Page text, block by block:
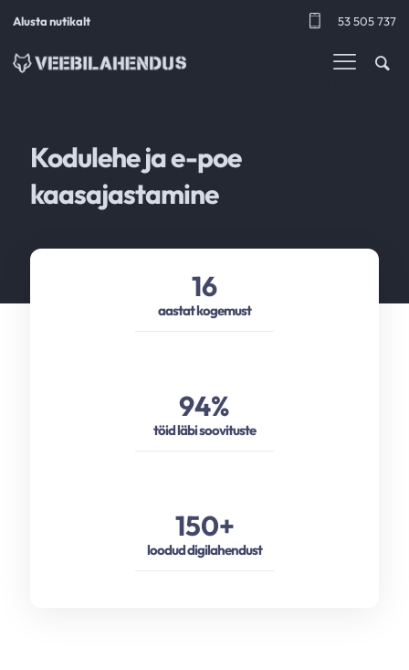
Alusta nutikalt 53 505 737
Kodulehe ja e-poe
kaasajastamine
16
aastat kogemust
94%
töid läbi soovituste
150+
loodud digilahendust